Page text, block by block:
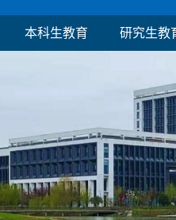
本科生教育 研究生教